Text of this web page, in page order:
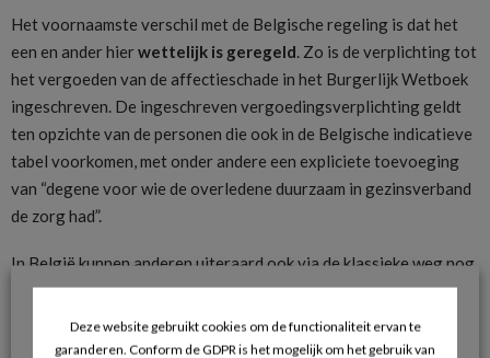
Het voornaamste verschil met de Belgische regeling is dat het
een en ander hierwettelijk is geregeld . Zo is de verplichting tot
het vergoeden van de affectieschade in het Burgerlijk Wetboek
ingeschreven. De ingeschreven vergoedingsverplichting geldt
ten opzichte van de personen die ook in de Belgische indicatieve
tabel voorkomen, met onder andere een expliciete toevoeging
van “degene voor wie de overledene duurzaam in gezinsverband
de zorg had”.
In België kunnen anderen uiteraard ook via de klassieke weg nog
steeds een schadevergoeding claimen. In Nederland lijkt dat niet
het geval te zijn en lijkt het om een limitatieve lijst te gaan. Deze
limitativiteit is echter door de redelijkheid en billijkheid
Deze website gebruikt cookies om de functionaliteit ervan te
garanderen. Conform de GDPR is het mogelijk om het gebruik van